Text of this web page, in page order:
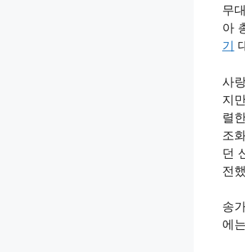
무
아
기
사
지
렬
조
던
전
송
에